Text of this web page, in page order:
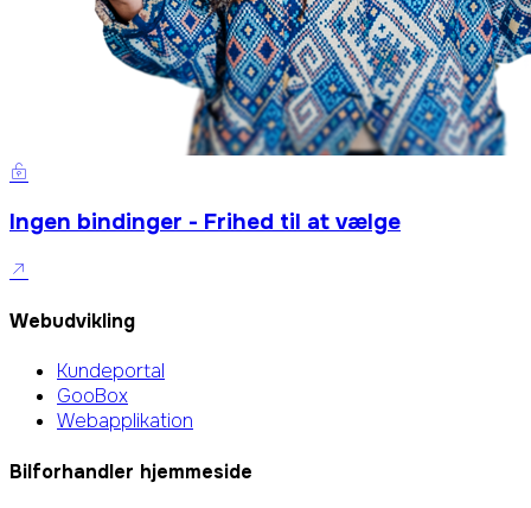
Ingen bindinger - Frihed til at vælge
Webudvikling
Kundeportal
GooBox
Webapplikation
Bilforhandler hjemmeside